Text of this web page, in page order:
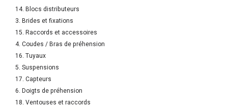
14. Blocs distributeurs
3. Brides et fixations
15. Raccords et accessoires
4. Coudes / Bras de préhension
16. Tuyaux
5. Suspensions
17. Capteurs
6. Doigts de préhension
18. Ventouses et raccords